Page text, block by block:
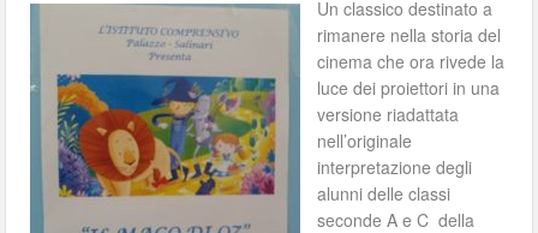
Un classico destinato a
rimanere nella storia del
cinema che ora rivede la
luce dei proiettori in una
versione riadattata
nell’originale
interpretazione degli
alunni delle classi
seconde A e C della